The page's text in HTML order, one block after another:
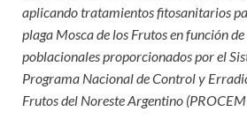
aplicando tratamientos fitosanitarios
plaga Mosca de los Frutos en función
poblacionales proporcionados por el
Programa Nacional de Control y
Frutos del Noreste Argentino